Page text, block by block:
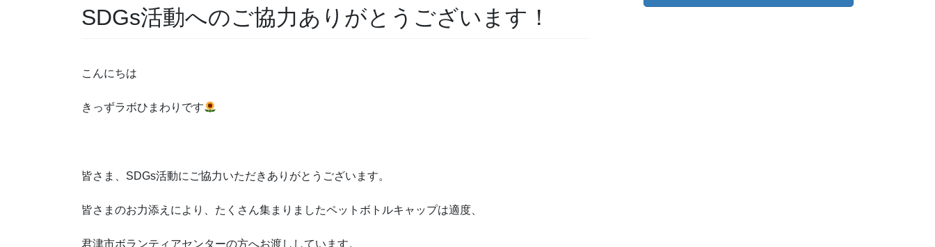
SDGs活動へのご協力ありがとうございます！
こんにちは
きっずラボひまわりです
皆さま、SDGs活動にご協力いただきありがとうございます。
皆さまのお力添えにより、たくさん集まりましたペットボトルキャップは適度、
君津市ボランティアセンターの方へお渡ししています。